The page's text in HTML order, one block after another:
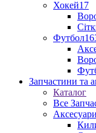
Хокей17
Футбол
Запчастини та
Каталог
Все